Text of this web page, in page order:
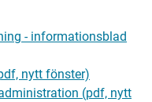
- informationsblad
nytt fönster)
(pdf, nytt